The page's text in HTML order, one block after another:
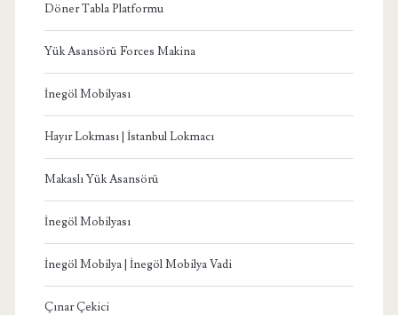
Döner Tabla Platformu
Yük Asansörü Forces Makina
İnegöl Mobilyası
Hayır Lokması | İstanbul Lokmacı
Makaslı Yük Asansörü
İnegöl Mobilyası
İnegöl Mobilya | İnegöl Mobilya Vadi
Çınar Çekici